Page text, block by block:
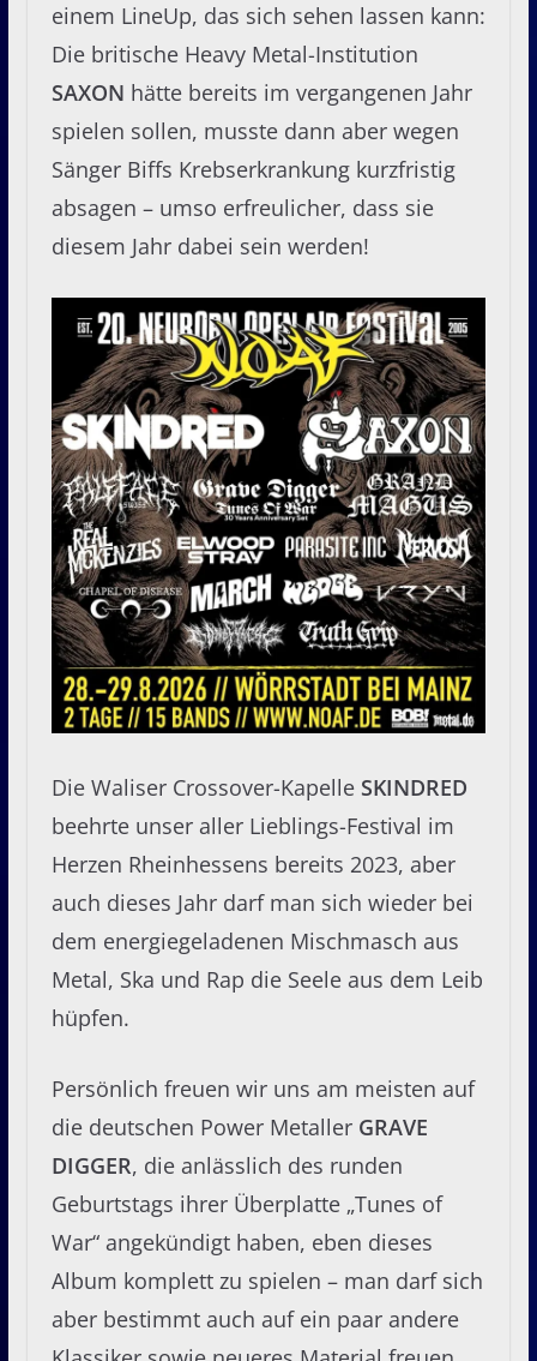
einem LineUp, das sich sehen lassen kann:
Die britische Heavy Metal-Institution
SAXON hätte bereits im vergangenen Jahr
spielen sollen, musste dann aber wegen
Sänger Biffs Krebserkrankung kurzfristig
absagen – umso erfreulicher, dass sie
diesem Jahr dabei sein werden!
Die Waliser Crossover-Kapelle SKINDRED
beehrte unser aller Lieblings-Festival im
Herzen Rheinhessens bereits 2023, aber
auch dieses Jahr darf man sich wieder bei
dem energiegeladenen Mischmasch aus
Metal, Ska und Rap die Seele aus dem Leib
hüpfen.
Persönlich freuen wir uns am meisten auf
die deutschen Power Metaller GRAVE
DIGGER, die anlässlich des runden
Geburtstags ihrer Überplatte „Tunes of
War“ angekündigt haben, eben dieses
Album komplett zu spielen – man darf sich
aber bestimmt auch auf ein paar andere